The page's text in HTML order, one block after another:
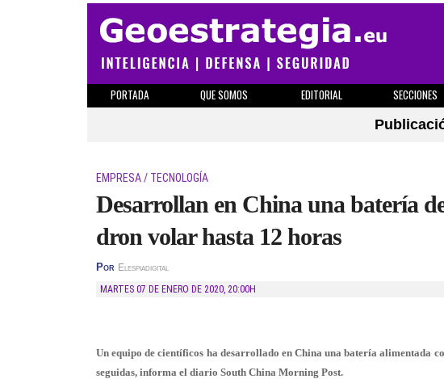
PORTADA QUE SOMOS EDITORIAL SECCIONES
EMPRESA / TECNOLOGÍA
Desarrollan en China una batería
dron volar hasta 12 horas
Por Elespiadigital
MARTES 07 DE ENERO DE 2020, 20:00H
Un equipo de científicos ha desarrollado en China una batería alimentada
seguidas, informa el diario South China Morning Post.